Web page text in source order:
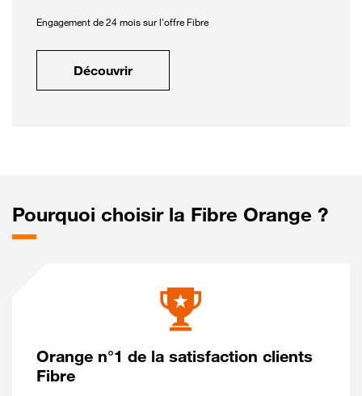
Engagement de 24 mois sur l'offre Fibre
Découvrir
Pourquoi choisir la Fibre Orange ?
Orange n°1 de la satisfaction clients
Fibre